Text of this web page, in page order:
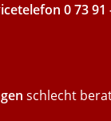
0 73 91
schlecht